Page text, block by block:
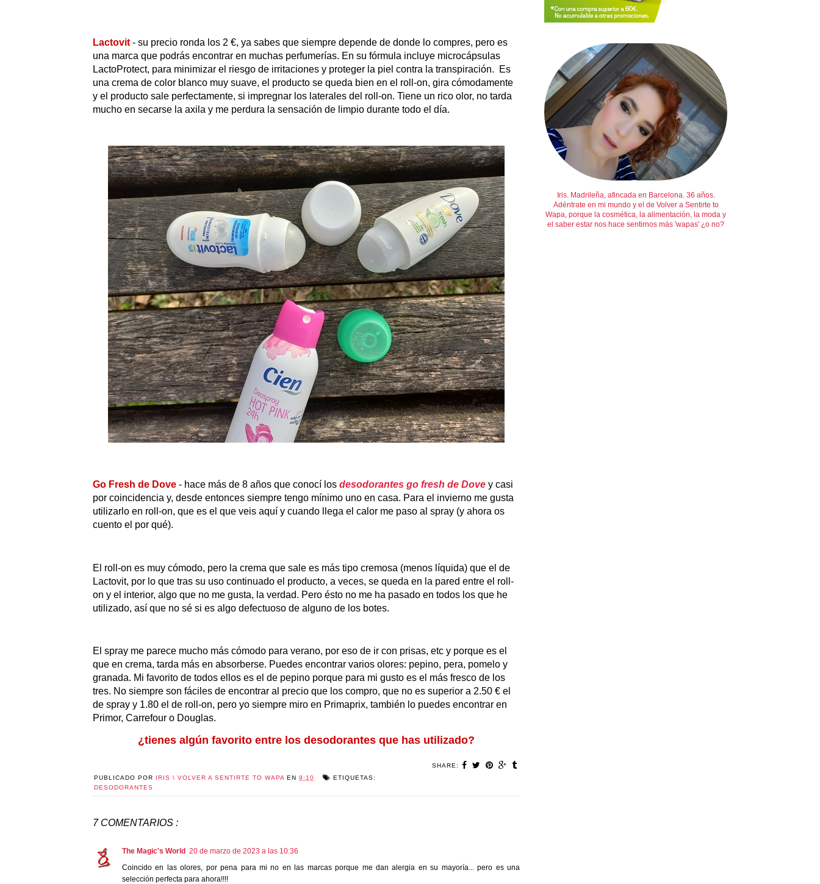
Lactovit - su precio ronda los 2 €, ya sabes que siempre depende de donde lo compres, pero es
una marca que podrás encontrar en muchas perfumerías. En su fórmula incluye microcápsulas
LactoProtect, para minimizar el riesgo de irritaciones y proteger la piel contra la transpiración. Es
una crema de color blanco muy suave, el producto se queda bien en el roll-on, gira cómodamente
y el producto sale perfectamente, si impregnar los laterales del roll-on. Tiene un rico olor, no tarda
mucho en secarse la axila y me perdura la sensación de limpio durante todo el día.
Go Fresh de Dove - hace más de 8 años que conocí los desodorantes go fresh de Dove y casi
por coincidencia y, desde entonces siempre tengo mínimo uno en casa. Para el invierno me gusta
utilizarlo en roll-on, que es el que veis aquí y cuando llega el calor me paso al spray (y ahora os
cuento el por qué).
El roll-on es muy cómodo, pero la crema que sale es más tipo cremosa (menos líquida) que el de
Lactovit, por lo que tras su uso continuado el producto, a veces, se queda en la pared entre el roll-
on y el interior, algo que no me gusta, la verdad. Pero ésto no me ha pasado en todos los que he
utilizado, así que no sé si es algo defectuoso de alguno de los botes.
El spray me parece mucho más cómodo para verano, por eso de ir con prisas, etc y porque es el
que en crema, tarda más en absorberse. Puedes encontrar varios olores: pepino, pera, pomelo y
granada. Mi favorito de todos ellos es el de pepino porque para mi gusto es el más fresco de los
tres. No siempre son fáciles de encontrar al precio que los compro, que no es superior a 2.50 € el
de spray y 1.80 el de roll-on, pero yo siempre miro en Primaprix, también lo puedes encontrar en
Primor, Carrefour o Douglas.
¿tienes algún favorito entre los desodorantes que has utilizado?
SHARE:
PUBLICADO POR
IRIS \ VOLVER A SENTIRTE TO WAPA EN 9:10
ETIQUETAS:
DESODORANTES
7 COMENTARIOS :
The Magic's World 20 de marzo de 2023 a las 10:36
Coincido en las olores, por pena para mi no en las marcas porque me dan alergia en su mayoría... pero es una
selección perfecta para ahora!!!!
Iris. Madrileña, afincada en Barcelona. 36 años.
Adéntrate en mi mundo y el de Volver a Sentirte to
Wapa, porque la cosmética, la alimentación, la moda y
el saber estar nos hace sentirnos más 'wapas' ¿o no?